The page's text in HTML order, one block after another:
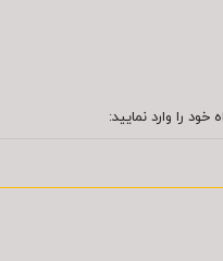
را وارد نمایید: